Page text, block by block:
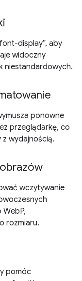
display”, aby
widoczny
niestandardowych.
ponowne
przeglądarkę, co
wydajnością.
wczytywanie
rozmiaru.
pomóc